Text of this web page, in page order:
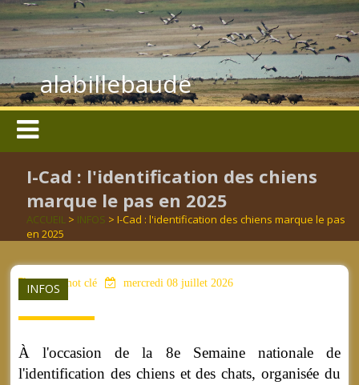
alabillebaude
I-Cad : l'identification des chiens
marque le pas en 2025
ACCUEIL > INFOS > I-Cad : l'identification des chiens marque le pas
en 2025
INFOS
aucun mot clé mercredi 08 juillet 2026
À l'occasion de la 8e Semaine nationale de
l'identification des chiens et des chats, organisée du